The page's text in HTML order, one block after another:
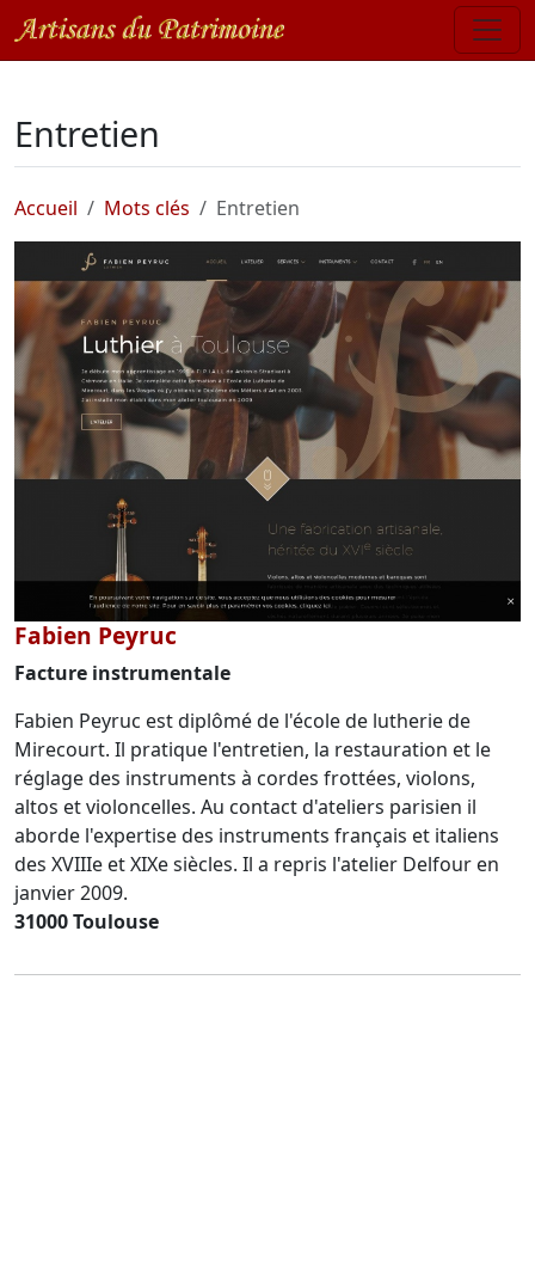
Entretien
Accueil Mots clés Entretien
Fabien Peyruc
Facture instrumentale
Fabien Peyruc est diplômé de l'école de lutherie de
Mirecourt. Il pratique l'entretien, la restauration et le
réglage des instruments à cordes frottées, violons,
altos et violoncelles. Au contact d'ateliers parisien il
aborde l'expertise des instruments français et italiens
des XVIIIe et XIXe siècles. Il a repris l'atelier Delfour en
janvier 2009.
31000 Toulouse